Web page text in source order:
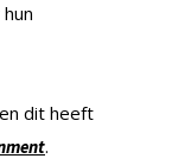
dit heeft
.